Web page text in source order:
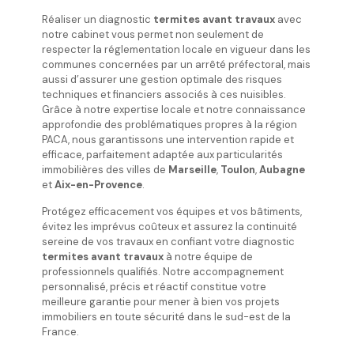
Réaliser un diagnostic termites avant travaux avec
notre cabinet vous permet non seulement de
respecter la réglementation locale en vigueur dans les
communes concernées par un arrêté préfectoral, mais
aussi d’assurer une gestion optimale des risques
techniques et financiers associés à ces nuisibles.
Grâce à notre expertise locale et notre connaissance
approfondie des problématiques propres à la région
PACA, nous garantissons une intervention rapide et
efficace, parfaitement adaptée aux particularités
immobilières des villes de Marseille, Toulon,Aubagne
etAix-en-Provence.
Protégez efficacement vos équipes et vos bâtiments,
évitez les imprévus coûteux et assurez la continuité
sereine de vos travaux en confiant votre diagnostic
termites avant travaux à notre équipe de
professionnels qualifiés. Notre accompagnement
personnalisé, précis et réactif constitue votre
meilleure garantie pour mener à bien vos projets
immobiliers en toute sécurité dans le sud-est de la
France.